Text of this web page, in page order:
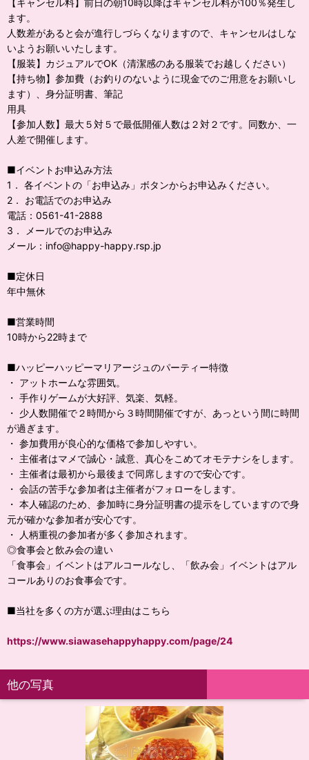
【キャンセル料】前日の朝10時以降はキャンセル料が100％発生し
ます。
人数差があると会が進行しづらくなりますので、キャンセルはしな
いようお願いいたします。
【服装】カジュアルでOK（清潔感のある服装でお越しください）
【持ち物】参加費（お釣りのないように現金でのご用意をお願いし
ます）、身分証明書、筆記
用具
【参加人数】最大５対５で最低開催人数は２対２です。同数か、一
人差で開催します。
■イベントお申込み方法
1． 各イベントの「お申込み」ボタンからお申込みください。
2． お電話でのお申込み
電話：0561-41-2888
3． メールでのお申込み
メール：info@happy-happy.rsp.jp
■定休日
年中無休
■営業時間
10時から22時まで
■ハッピーハッピーマリアージュのパーティー特徴
・ アットホームな雰囲気。
・ 手作りゲームが大好評、気楽、気軽。
・ 少人数開催で２時間から３時間開催ですが、あっという間に時間
が過ぎます。
・ 参加費用が良心的な価格で参加しやすい。
・ 主催者はマメで誠心・誠意、真心をこめてオモテナシをします。
・ 主催者は最初から最後まで同席しますので安心です。
・ 会話の苦手な参加者は主催者がフォローをします。
・ 本人確認のため、参加時に身分証明書の提示をしていますので身
元が確かな参加者が安心です。
・ 人柄重視の参加者が多く参加されます。
◎食事会と飲み会の違い
「食事会」イベントはアルコールなし、「飲み会」イベントはアル
コールありのお食事会です。
■当社を多くの方が選ぶ理由はこちら
https://www.siawasehappyhappy.com/page/24
他の写真